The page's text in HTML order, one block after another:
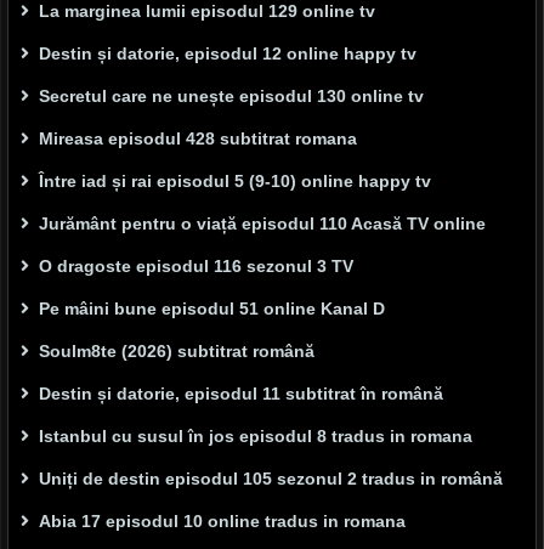
La marginea lumii episodul 129 online tv
Destin și datorie, episodul 12 online happy tv
Secretul care ne unește episodul 130 online tv
Mireasa episodul 428 subtitrat romana
Între iad și rai episodul 5 (9-10) online happy tv
Jurământ pentru o viață episodul 110 Acasă TV online
O dragoste episodul 116 sezonul 3 TV
Pe mâini bune episodul 51 online Kanal D
Soulm8te (2026) subtitrat română
Destin și datorie, episodul 11 subtitrat în română
Istanbul cu susul în jos episodul 8 tradus in romana
Uniți de destin episodul 105 sezonul 2 tradus in română
Abia 17 episodul 10 online tradus in romana